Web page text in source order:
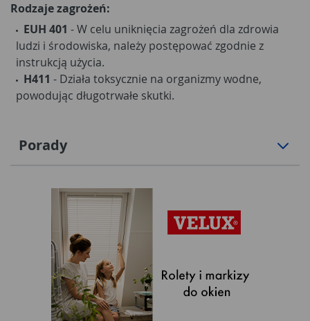
Rodzaje zagrożeń:
EUH 401 - W celu uniknięcia zagrożeń dla zdrowia
ludzi i środowiska, należy postępować zgodnie z
instrukcją użycia.
H411 - Działa toksycznie na organizmy wodne,
powodując długotrwałe skutki.
Porady